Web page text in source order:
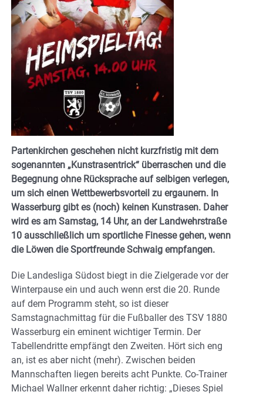
Partenkirchen geschehen nicht kurzfristig mit dem
sogenannten „Kunstrasentrick“ überraschen und die
Begegnung ohne Rücksprache auf selbigen verlegen,
um sich einen Wettbewerbsvorteil zu ergaunern. In
Wasserburg gibt es (noch) keinen Kunstrasen. Daher
wird es am Samstag, 14 Uhr, an der Landwehrstraße
10 ausschließlich um sportliche Finesse gehen, wenn
die Löwen die Sportfreunde Schwaig empfangen.
Die Landesliga Südost biegt in die Zielgerade vor der
Winterpause ein und auch wenn erst die 20. Runde
auf dem Programm steht, so ist dieser
Samstagnachmittag für die Fußballer des TSV 1880
Wasserburg ein eminent wichtiger Termin. Der
Tabellendritte empfängt den Zweiten. Hört sich eng
an, ist es aber nicht (mehr). Zwischen beiden
Mannschaften liegen bereits acht Punkte. Co-Trainer
Michael Wallner erkennt daher richtig: „Dieses Spiel